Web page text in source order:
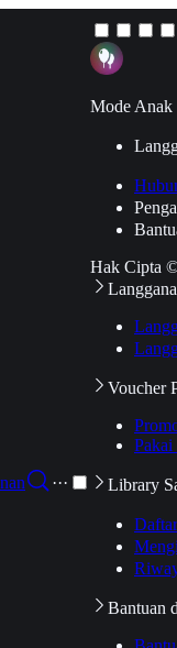
···
Mode Anak
Hak Cipta
Voucher
Library
Bantuan